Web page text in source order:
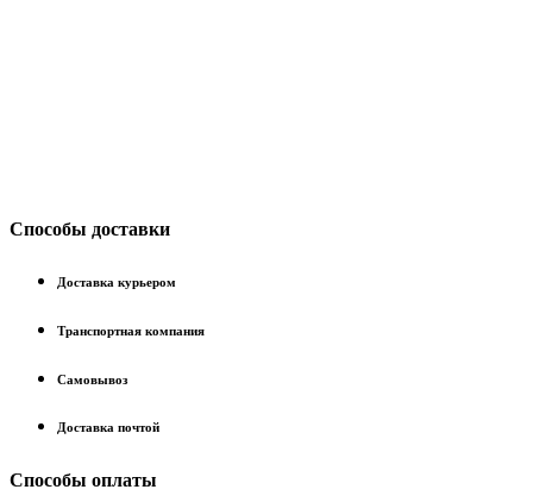
Способы доставки
Доставка курьером
Транспортная компания
Самовывоз
Доставка почтой
Способы оплаты